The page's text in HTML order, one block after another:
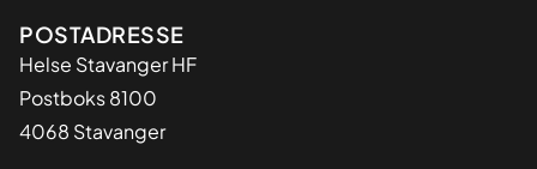
Adresse
POSTADRESSE
Helse Stavanger HF
Postboks 8100
4068 Stavanger